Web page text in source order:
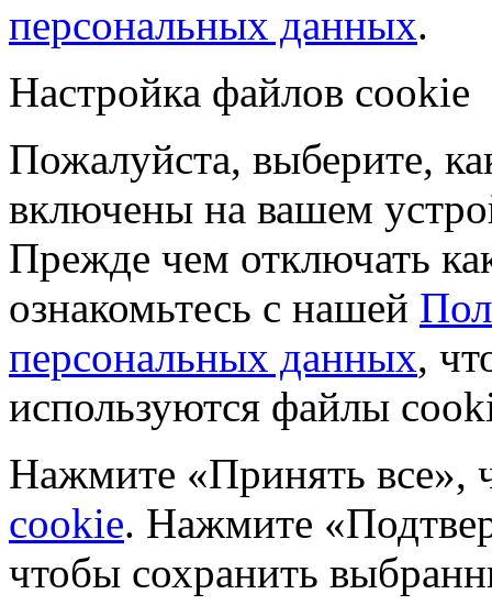
персональных данных.
Настройка файлов cookie
Пожалуйста, выберите,
включены на вашем
Прежде чем отключать
ознакомьтесь с нашей
персональных данных,
используются файлы
Нажмите «Принять все»,
cookie. Нажмите
чтобы сохранить